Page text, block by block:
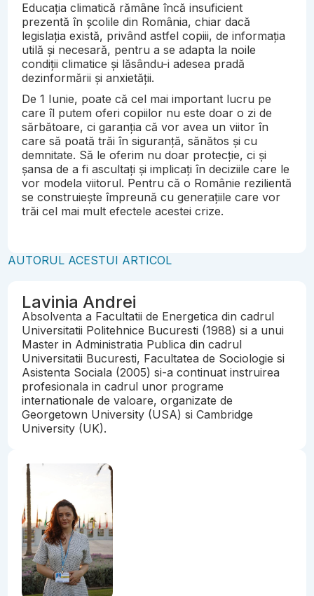
Educația climatică rămâne încă insuficient
prezentă în școlile din România, chiar dacă
legislația există, privând astfel copiii, de informația
utilă și necesară, pentru a se adapta la noile
condiții climatice și lăsându-i adesea pradă
dezinformării și anxietății.
De 1 Iunie, poate că cel mai important lucru pe
care îl putem oferi copiilor nu este doar o zi de
sărbătoare, ci garanția că vor avea un viitor în
care să poată trăi în siguranță, sănătos și cu
demnitate. Să le oferim nu doar protecție, ci și
șansa de a fi ascultați și implicați în deciziile care le
vor modela viitorul. Pentru că o Românie rezilientă
se construiește împreună cu generațiile care vor
trăi cel mai mult efectele acestei crize.
AUTORUL ACESTUI ARTICOL
Lavinia Andrei
Absolventa a Facultatii de Energetica din cadrul
Universitatii Politehnice Bucuresti (1988) si a unui
Master in Administratia Publica din cadrul
Universitatii Bucuresti, Facultatea de Sociologie si
Asistenta Sociala (2005) si-a continuat instruirea
profesionala in cadrul unor programe
internationale de valoare, organizate de
Georgetown University (USA) si Cambridge
University (UK).